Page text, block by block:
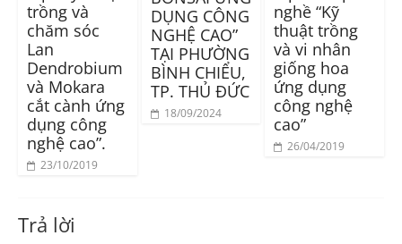
trồng và
chăm sóc
Lan
Dendrobium
và Mokara
cắt cành ứng
dụng công
nghệ cao”.
23/10/2019
DỤNG CÔNG
NGHỆ CAO”
TẠI PHƯỜNG
BÌNH CHIỂU,
TP. THỦ ĐỨC
18/09/2024
nghề “Kỹ
thuật trồng
và vi nhân
giống hoa
ứng dụng
công nghệ
cao”
26/04/2019
Trả lời